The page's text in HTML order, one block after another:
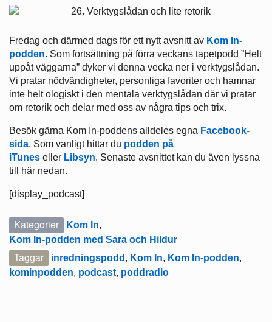
Fredag och därmed dags för ett nytt avsnitt av Kom In-
podden. Som fortsättning på förra veckans tapetpodd ”Helt
uppåt väggarna” dyker vi denna vecka ner i verktygslådan.
Vi pratar nödvändigheter, personliga favoriter och hamnar
inte helt ologiskt i den mentala verktygslådan där vi pratar
om retorik och delar med oss av några tips och trix.
Besök gärna Kom In-poddens alldeles egna Facebook-
sida. Som vanligt hittar du podden på
iTunes eller Libsyn. Senaste avsnittet kan du även lyssna
till här nedan.
[display_podcast]
Kategorier Kom In,
Kom In-podden med Sara och Hildur
Taggar inredningspodd , Kom In, Kom In-podden,
kominpodden, podcast, poddradio